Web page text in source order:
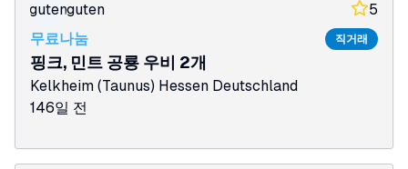
gutenguten
5
무료나눔
직거래
핑크, 민트 공룡 우비 2개
Kelkheim (Taunus) Hessen Deutschland
146일 전